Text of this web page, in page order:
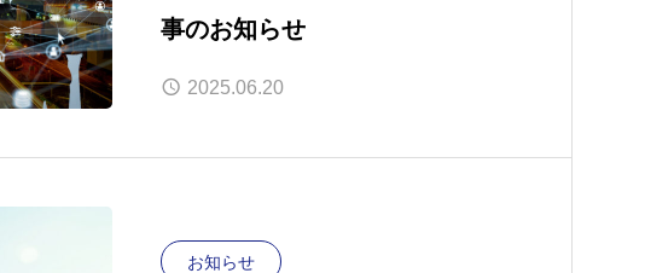
事のお知らせ
2025.06.20
お知らせ